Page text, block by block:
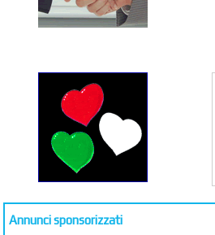
Annunci sponsorizzati